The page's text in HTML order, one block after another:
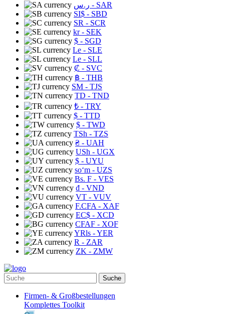
ر.س - SAR
SI$ - SBD
SR - SCR
kr- SEK
$ - SGD
Le - SLE
Le - SLL
₡ - SVC
฿ - THB
ЅМ - TJS
TD - TND
₺ - TRY
$ - TTD
$ - TWD
TSh - TZS
₴ - UAH
USh - UGX
$ - UYU
soʻm - UZS
Bs. F - VES
₫ - VND
VT - VUV
F.CFA - XAF
EC$ - XCD
CFAF - XOF
YRls - YER
R - ZAR
ZK - ZMW
Suche
Firmen- & Großbestellungen
Komplettes Toolkit